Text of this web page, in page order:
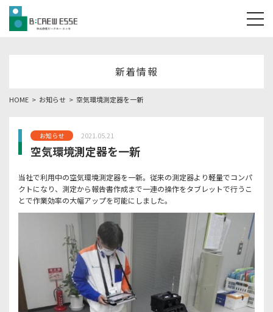
新着情報
HOME お知らせ 空気環境測定器を一新
お知らせ 2021.05.21
空気環境測定器を一新
当社で利用中の空気環境測定器を一新。従来の測定器より軽量でコンパ
クトになり、測定から報告書作成まで一連の操作をタブレットで行うこ
とで作業効率の大幅アップを可能にしました。